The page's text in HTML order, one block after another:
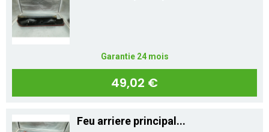
Garantie 24 mois
49,02 €
Feu arriere principal...